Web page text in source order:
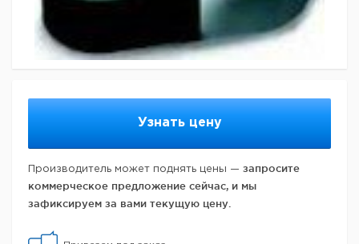
Узнать цену
Производитель может поднять цены — запросите
коммерческое предложение сейчас, и мы
зафиксируем за вами текущую цену.